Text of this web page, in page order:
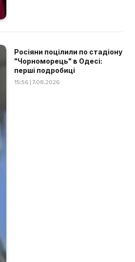
Росіяни поцілили по стадіону
"Чорноморець" в Одесі:
перші подробиці
15:56 | 7.08.2026